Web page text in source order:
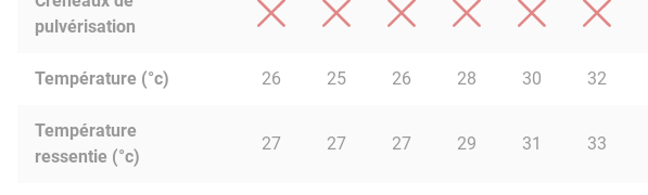
pulvérisation
Température (°c) 26 25 26 28 30 32
Température
ressentie (°c)
27 27 27 29 31 33